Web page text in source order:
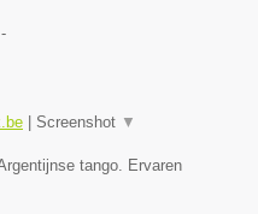
-
Screenshot ▼
tango. Ervaren